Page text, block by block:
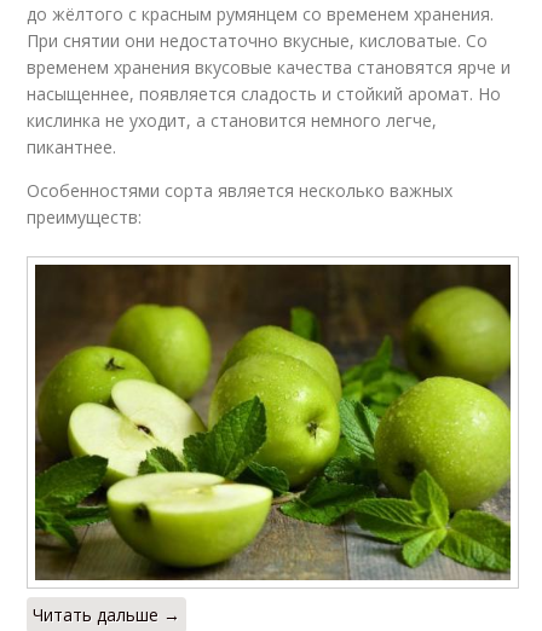
до жёлтого с красным румянцем со временем хранения.
При снятии они недостаточно вкусные, кисловатые. Со
временем хранения вкусовые качества становятся ярче и
насыщеннее, появляется сладость и стойкий аромат. Но
кислинка не уходит, а становится немного легче,
пикантнее.
Особенностями сорта является несколько важных
преимуществ:
Читать дальше →